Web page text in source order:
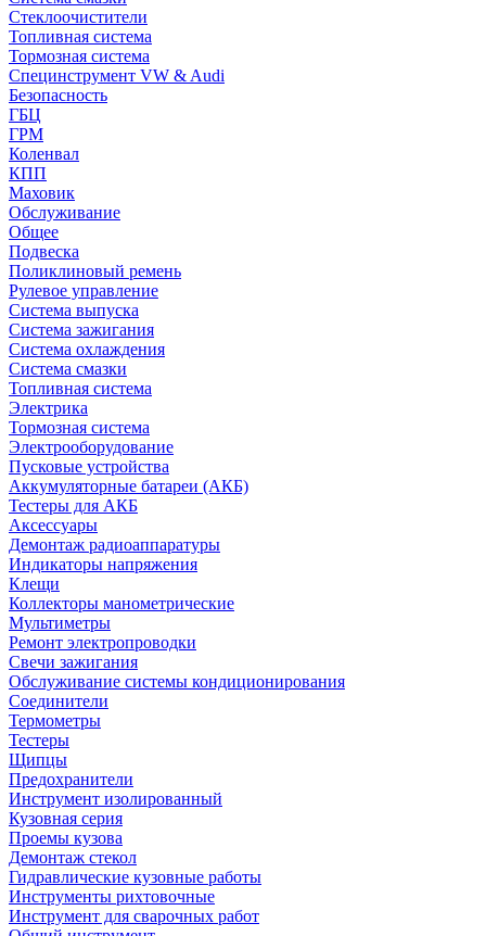
Стеклоочистители
Топливная система
Тормозная система
Специнструмент VW & Audi
Безопасность
ГБЦ
ГРМ
Коленвал
КПП
Маховик
Обслуживание
Общее
Подвеска
Поликлиновый ремень
Рулевое управление
Система выпуска
Система зажигания
Система охлаждения
Система смазки
Топливная система
Электрика
Тормозная система
Электрооборудование
Пусковые устройства
Аккумуляторные батареи (АКБ)
Тестеры для АКБ
Аксессуары
Демонтаж радиоаппаратуры
Индикаторы напряжения
Клещи
Коллекторы манометрические
Мультиметры
Ремонт электропроводки
Свечи зажигания
Обслуживание системы кондиционирования
Соединители
Термометры
Тестеры
Щипцы
Предохранители
Инструмент изолированный
Кузовная серия
Проемы кузова
Демонтаж стекол
Гидравлические кузовные работы
Инструменты рихтовочные
Инструмент для сварочных работ